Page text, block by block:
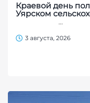
Краевой день
Уярском
...
3 августа, 2026